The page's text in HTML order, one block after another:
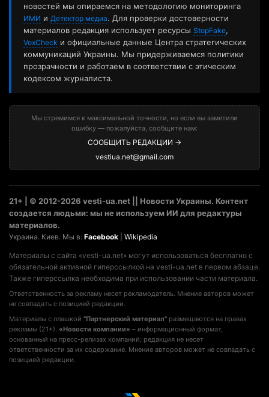
новостей мы опираемся на методологию мониторинга
ИМИ и Детектор медиа. Для проверки достоверности
материалов редакция использует ресурсы StopFake,
VoxCheck и официальные данные Центра стратегических
коммуникаций Украины. Мы придерживаемся политики
прозрачности и работаем в соответствии с этическим
кодексом журналиста.
Мы стремимся к максимальной точности, но если вы заметили
ошибку — пожалуйста, сообщите нам:
СООБЩИТЬ РЕДАКЦИИ →
vestiua.net@gmail.com
21+ | © 2012-2026 vesti-ua.net || Новости Украины. Контент
создается людьми: мы не используем ИИ для редактуры
материалов.
Украина. Киев. Мы в: Facebook Wikipedia
Материалы с сайта «vesti-ua.net» могут использоваться бесплатно с
обязательной активной гиперссылкой на vesti-ua.net в первом абзаце.
Также гиперссылка необходима при использовании части материала.
Ответственность за рекламу несет рекламодатель. Мнение авторов может
не совпадать с позицией редакции.
Материалы с плашкой "Партнерский материал" размещаются на правах
рекламы (21+). «Новости компании» – информационный формат,
основанный на пресс-релизах компаний; редакция не несет
ответственности за их содержание. Мнение авторов может не совпадать с
позицией редакции.